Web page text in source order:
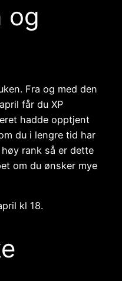
og
Fra og med den
får du XP
hadde opptjent
du i lengre tid har
rank så er dette
om du ønsker mye
kl 18.